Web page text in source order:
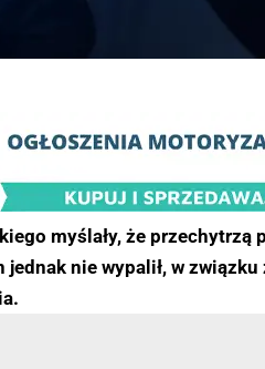
myślały, że przechytrzą
nie wypalił, w